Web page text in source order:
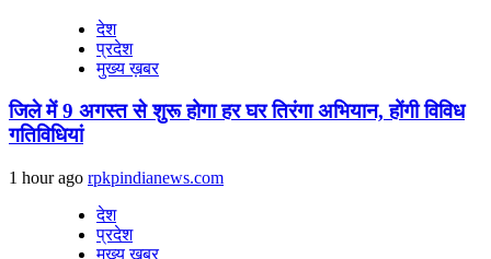
देश
प्रदेश
मुख्य ख़बर
जिले में 9 अगस्‍त से शुरू होगा हर घर तिरंगा अभियान, होंगी विविध
गतिविधियां
1 hour ago rpkpindianews.com
देश
प्रदेश
मुख्य ख़बर